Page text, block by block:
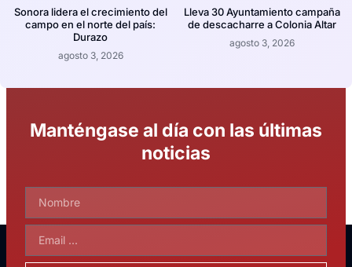
Sonora lidera el crecimiento del
campo en el norte del país:
Durazo
agosto 3, 2026
Lleva 30 Ayuntamiento campaña
de descacharre a Colonia Altar
agosto 3, 2026
Manténgase al día con las últimas
noticias